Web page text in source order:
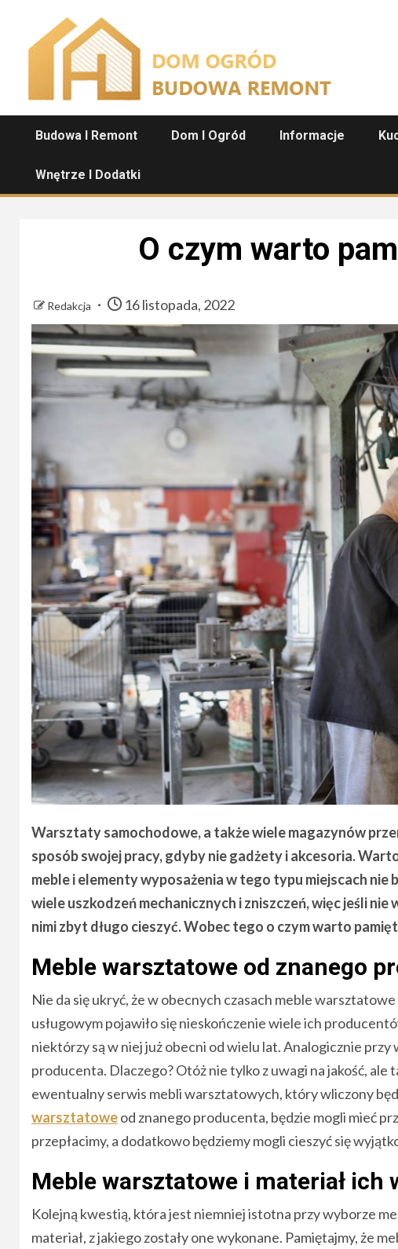
treści
Budowa I Remont Dom I Ogród Informacje
Wnętrze I Dodatki
O czym warto
Redakcja 16 listopada, 2022
Warsztaty samochodowe, a także wiele magazynów
sposób swojej pracy, gdyby nie gadżety i akcesoria.
meble i elementy wyposażenia w tego typu miejscach nie
wiele uszkodzeń mechanicznych i zniszczeń, więc jeśli
nimi zbyt długo cieszyć. Wobec tego o czym warto
Meble warsztatowe od znanego
Nie da się ukryć, że w obecnych czasach meble
usługowym pojawiło się nieskończenie wiele ich
niektórzy są w niej już obecni od wielu lat. Analogicznie
producenta. Dlaczego? Otóż nie tylko z uwagi na jakość, ale
ewentualny serwis mebli warsztatowych, który wliczony
warsztatoweod znanego producenta, będzie mogli mieć
przepłacimy, a dodatkowo będziemy mogli cieszyć się
Meble warsztatowe i materiał ich
Kolejną kwestią, która jest niemniej istotna przy wyborze
materiał, z jakiego zostały one wykonane. Pamiętajmy, że